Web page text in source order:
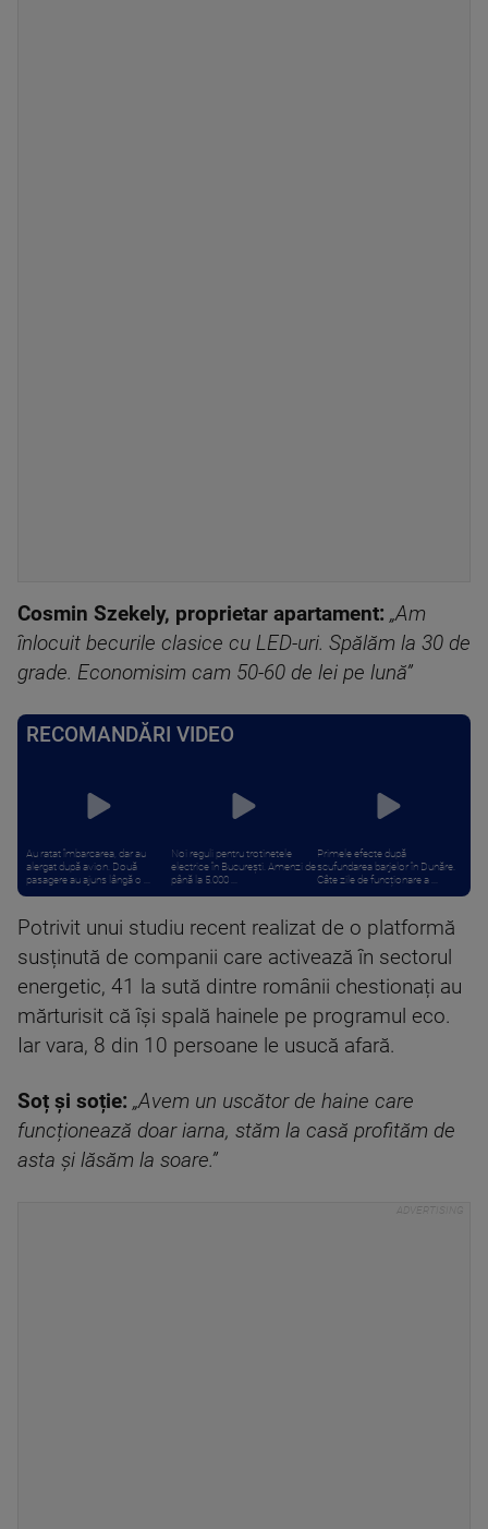
Cosmin Szekely, proprietar apartament: „Am
înlocuit becurile clasice cu LED-uri. Spălăm la 30 de
grade. Economisim cam 50-60 de lei pe lună”
RECOMANDĂRI VIDEO
Au ratat îmbarcarea, dar au
alergat după avion. Două
pasagere au ajuns lângă o ...
Noi reguli pentru trotinetele
electrice în București. Amenzi de
până la 5.000 ...
Primele efecte după
scufundarea barjelor în Dunăre.
Câte zile de funcționare a ...
Potrivit unui studiu recent realizat de o platformă
susținută de companii care activează în sectorul
energetic, 41 la sută dintre românii chestionați au
mărturisit că își spală hainele pe programul eco.
Iar vara, 8 din 10 persoane le usucă afară.
Soț și soție: „Avem un uscător de haine care
funcționează doar iarna, stăm la casă profităm de
asta și lăsăm la soare.”